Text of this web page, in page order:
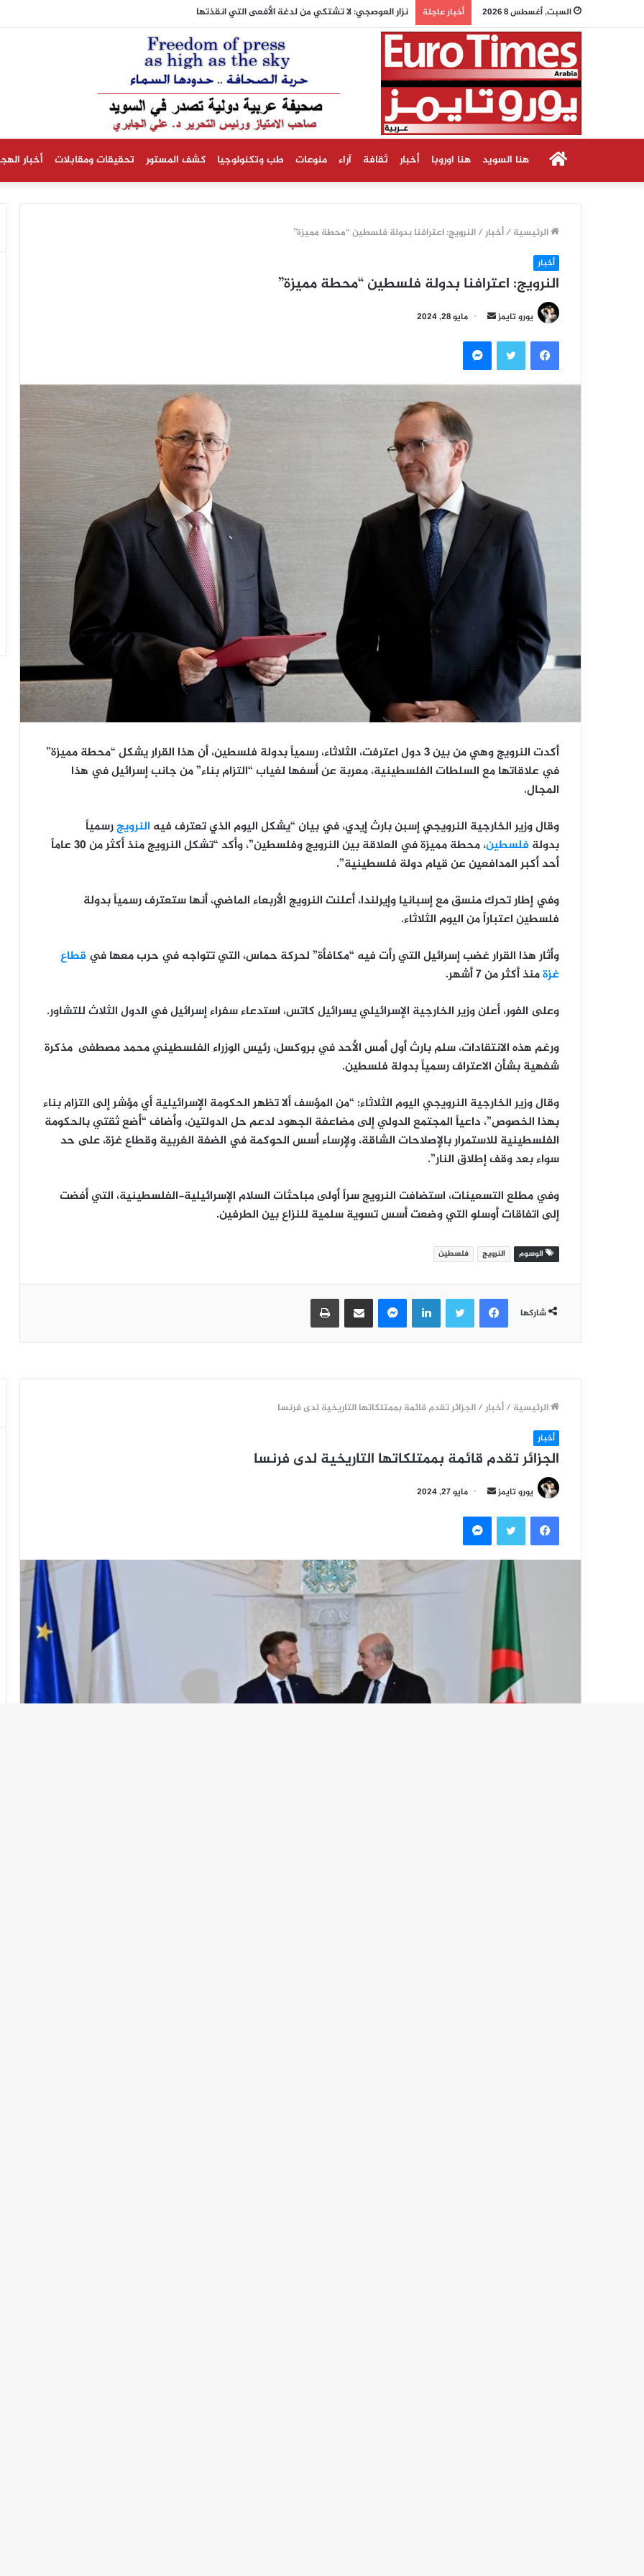
السبت, أغسطس 8 2026 أخبار عاجلة نزار العوصجي: لا تشتكي من لدغة الأفعى التي انقذتها
الرئيسيةهنا السويد هنا اوروبا أخبار ثقافة آراء منوعات طب وتكنولوجيا كشف المستور تحقيقات ومقابلات أخبار
الرئيسية /أخبار/النرويج: اعترافنا بدولة فلسطين “محطة مميزة”
أخبار
النرويج: اعترافنا بدولة فلسطين “محطة مميزة”
يورو تايمز
أرسل
إلكترونيا
مايو 28, 2024
فيسبوكتويتر ماسنجر
أكدت النرويج وهي من بين 3 دول اعترفت، الثلاثاء، رسمياً بدولة فلسطين، أن هذا القرار يشكل “محطة مميزة”
في علاقاتها مع السلطات الفلسطينية، معربة عن أسفها لغياب “التزام بناء” من جانب إسرائيل في هذا
المجال.
وقال وزير الخارجية النرويجي إسبن بارث إيدي، في بيان “يشكل اليوم الذي تعترف فيه النرويجرسمياً
بدولة فلسطين
، محطة مميزة في العلاقة بين النرويج وفلسطين”، وأكد “تشكل النرويج منذ أكثر من 30 عاماً
أحد أكبر المدافعين عن قيام دولة فلسطينية”.
وفي إطار تحرك منسق مع إسبانيا وإيرلندا، أعلنت النرويج الأربعاء الماضي، أنها ستعترف رسمياً بدولة
فلسطين اعتباراً من اليوم الثلاثاء.
وأثار هذا القرار غضب إسرائيل التي رأت فيه “مكافأة” لحركة حماس، التي تتواجه في حرب معها في قطاع
غزةمنذ أكثر من 7 أشهر.
وعلى الفور، أعلن وزير الخارجية الإسرائيلي يسرائيل كاتس، استدعاء سفراء إسرائيل في الدول الثلاث للتشاور.
ورغم هذه الانتقادات، سلم بارث أول أمس الأحد في بروكسل، رئيس الوزراء الفلسطيني محمد مصطفى مذكرة
شفهية بشأن الاعتراف رسمياً بدولة فلسطين.
وقال وزير الخارجية النرويجي اليوم الثلاثاء: “من المؤسف ألا تظهر الحكومة الإسرائيلية أي مؤشر إلى التزام بناء
بهذا الخصوص”، داعياً المجتمع الدولي إلى مضاعفة الجهود لدعم حل الدولتين، وأضاف “أضع ثقتي بالحكومة
الفلسطينية للاستمرار بالإصلاحات الشاقة، ولإرساء أسس الحوكمة في الضفة الغربية وقطاع غزة، على حد
سواء بعد وقف إطلاق النار”.
وفي مطلع التسعينات، استضافت النرويج سراً أولى مباحثات السلام الإسرائيلية-الفلسطينية، التي أفضت
إلى اتفاقات أوسلو التي وضعت أسس تسوية سلمية للنزاع بين الطرفين.
الوسوم النرويج فلسطين
شاركها
فيسبوكتويتر لينكدإنماسنجر مشاركة عبر البريد طباعة